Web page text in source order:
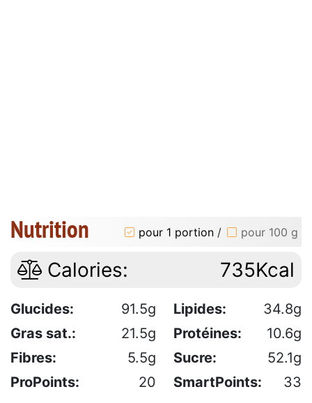
Nutrition pour 1 portion / pour 100 g
Calories: 735Kcal
Glucides: 91.5g Lipides:
34.8g
Gras sat.:
21.5g Protéines:
10.6g
Fibres:
5.5g Sucre:
52.1g
ProPoints:
20 SmartPoints: 33